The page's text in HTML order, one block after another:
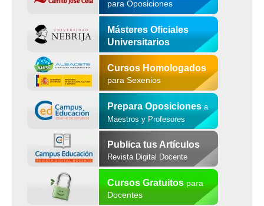
para Oposiciones
Másteres Oficiales
Universitarios
Cursos Homologados
para Sexenios
Prepara Oposiciones a
Maestros y Profesores
Publica tus Artículos
Revista Digital Docente
Cursos Gratuitospara
Docentes